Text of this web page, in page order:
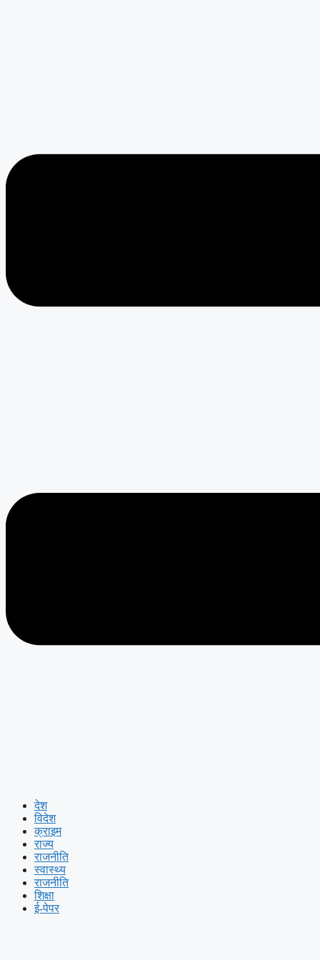
देश
विदेश
क्राइम
राज्य
राजनीति
स्वास्थ्य
राजनीति
शिक्षा
ई-पेपर